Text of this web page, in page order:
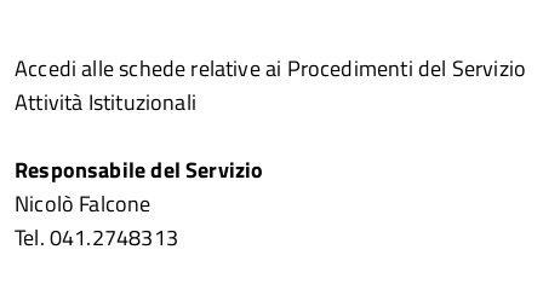
Accedi alle schede relative ai Procedimenti del Servizio
Attività Istituzionali
Responsabile del Servizio
Nicolò Falcone
Tel. 041.2748313